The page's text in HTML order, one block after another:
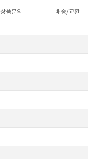
상품문의 배송/교환